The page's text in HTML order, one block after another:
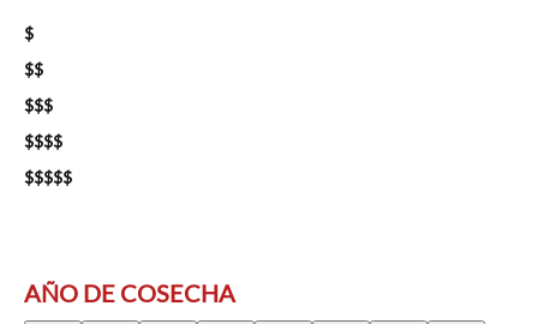
$
$$
$$$
$$$$
$$$$$
AÑO DE COSECHA